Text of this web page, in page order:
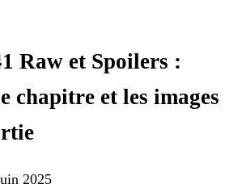
Raw et Spoilers :
chapitre et les images
2025